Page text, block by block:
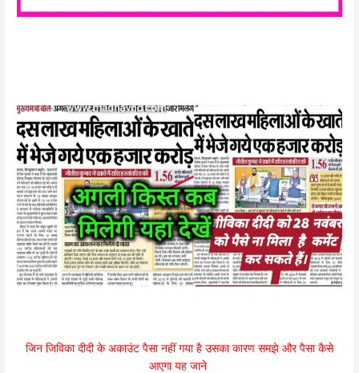
जिन जिविका दीदी के अकाउंट पैसा नहीं गया है उसका कारण समझे और पैसा कैसे
आएगा यह जाने